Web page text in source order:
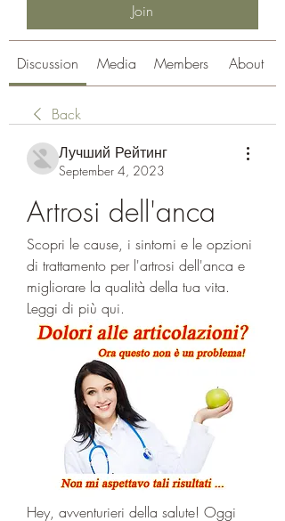
Join
Discussion Media Members About
Back
Лучший Рейтинг
September 4, 2023
Artrosi dell'anca
Scopri le cause, i sintomi e le opzioni
di trattamento per l'artrosi dell'anca e
migliorare la qualità della tua vita.
Leggi di più qui.
Hey, avventurieri della salute! Oggi